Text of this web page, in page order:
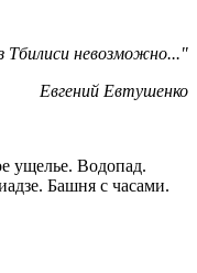
Тбилиси невозможно..."
Евгений Евтушенко
ущелье. Водопад.
Башня с часами.